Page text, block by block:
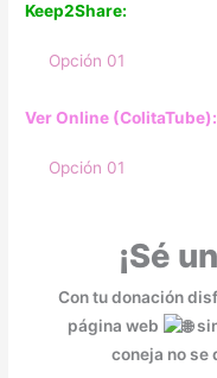
Keep2Share:
Opción 01
Ver Online (ColitaTube):
Opción 01
¡Sé
Con tu donación
página web
coneja no se